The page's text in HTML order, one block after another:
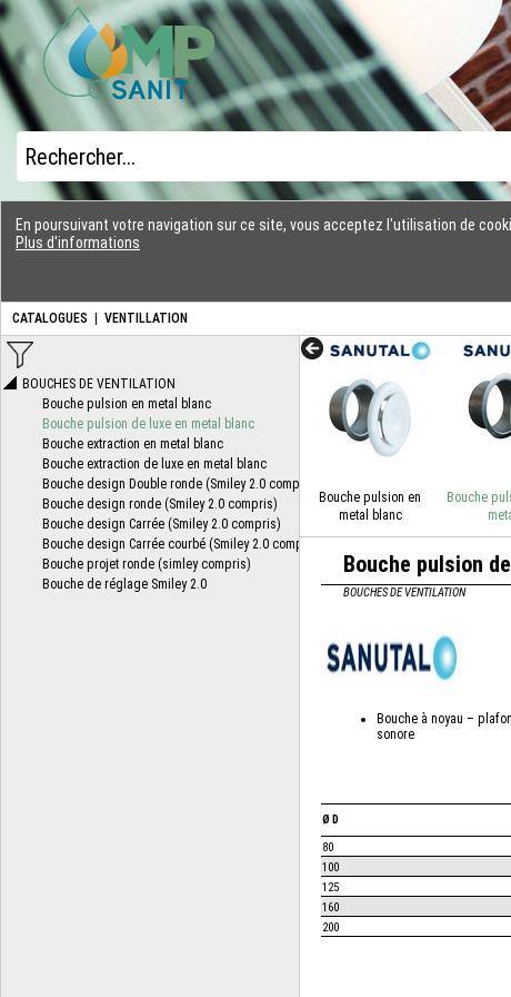
CATALOGUES VENTILLATION
En poursuivant votre navigation sur ce site, vous acceptez l'utilisation de
Plus d'informations
Bouche pulsion en
metal blanc
Bouche